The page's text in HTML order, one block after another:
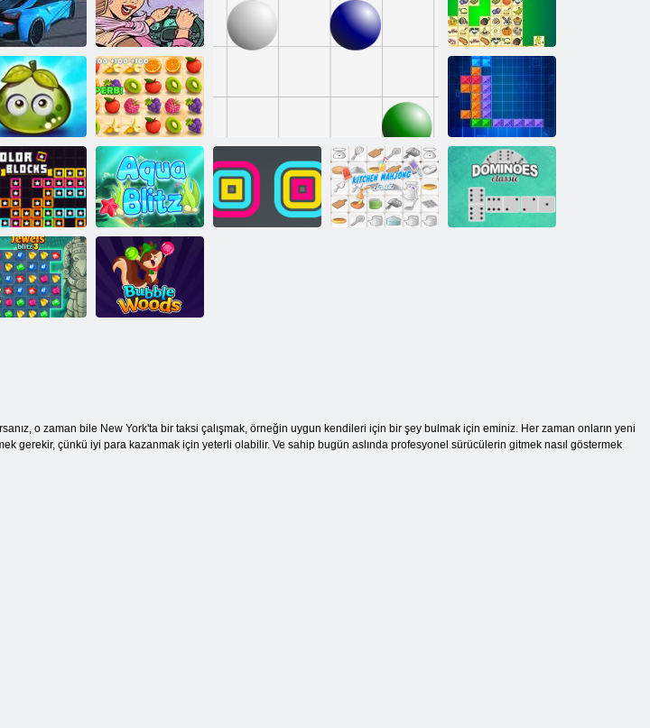
SimCity Uber
Araba Taşıma
Efsanesi
Taxi Tycoon:
Kentsel Ulaşım
Simülatörü
Kris Mahjong
Macera sulu
meyveler
Sulu çizgi Tentrix
Renkli bloklar Aqua Blitz
o zaman bile New York'ta bir taksi çalışmak, örneğin uygun kendileri için bir şey bulmak için eminiz. Her zaman onların yeni
gerekir, çünkü iyi para kazanmak için yeterli olabilir. Ve sahip bugün aslında profesyonel sürücülerin gitmek nasıl göstermek